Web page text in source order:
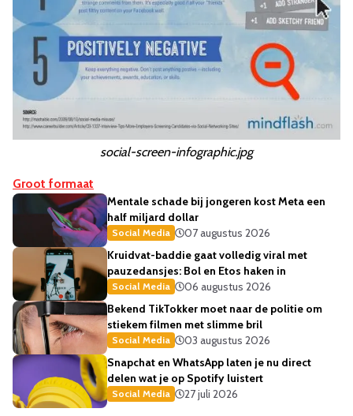
social-screen-infographic.jpg
Groot formaat
Mentale schade bij jongeren kost Meta een
half miljard dollar
Social Media
07 augustus 2026
Kruidvat-baddie gaat volledig viral met
pauzedansjes: Bol en Etos haken in
Social Media
06 augustus 2026
Bekend TikTokker moet naar de politie om
stiekem filmen met slimme bril
Social Media
03 augustus 2026
Snapchat en WhatsApp laten je nu direct
delen wat je op Spotify luistert
Social Media 27 juli 2026